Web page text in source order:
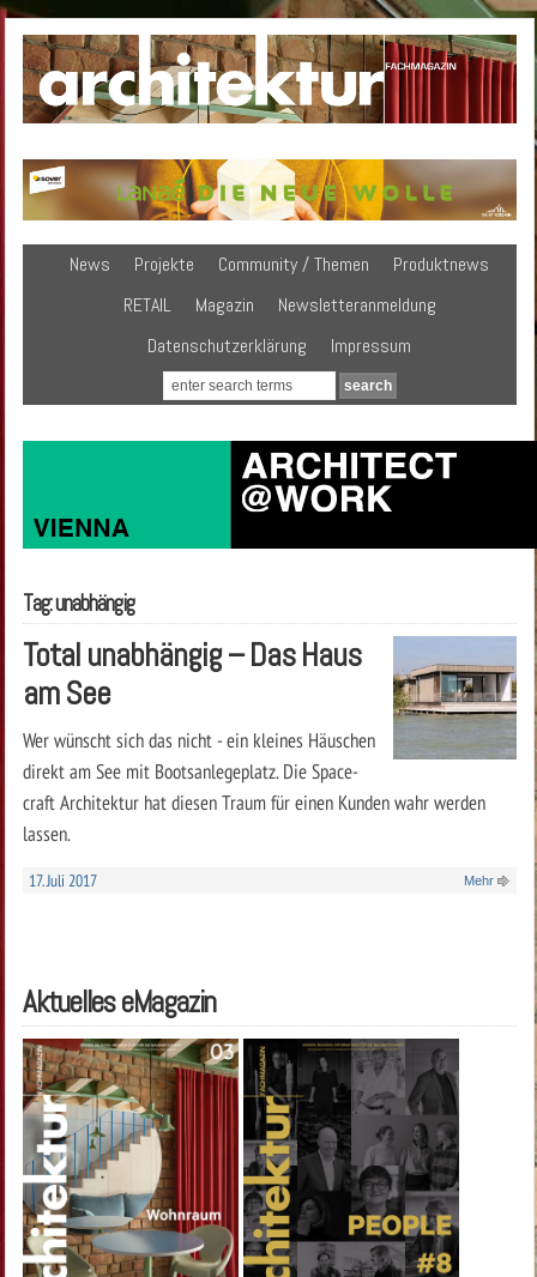
News Projekte Community / Themen
Produktnews
RETAIL
Magazin
Newsletteranmeldung
Datenschutzerklärung
Impressum
Tag: unabhängig
Total unabhängig – Das Haus
am See
Wer wünscht sich das nicht - ein kleines Häuschen
direkt am See mit Bootsanlegeplatz. Die Space-
craft Architektur hat diesen Traum für einen Kunden wahr werden
lassen.
17. Juli 2017 Mehr
Aktuelles eMagazin